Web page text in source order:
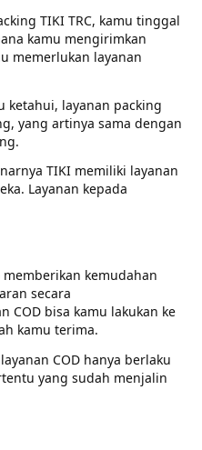
TIKI TRC, kamu tinggal
kamu mengirimkan
memerlukan layanan
ketahui, layanan packing
yang artinya sama dengan
TIKI memiliki layanan
Layanan kepada
memberikan kemudahan
secara
COD bisa kamu lakukan ke
kamu terima.
COD hanya berlaku
yang sudah menjalin